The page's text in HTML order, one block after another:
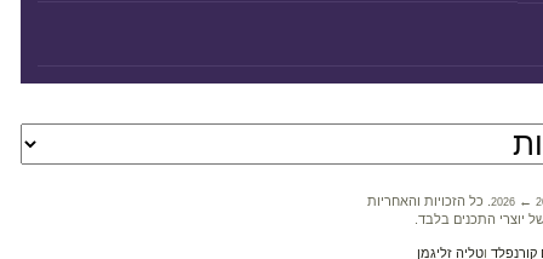
2026 ←
. כל הזכויות והאחריות
יוצרי התכנים בלבד.
וטליה זליגמן